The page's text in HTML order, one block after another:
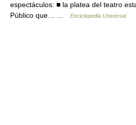
espectáculos: ■ la platea del teatro
Público que… …
Enciclopedia Universal